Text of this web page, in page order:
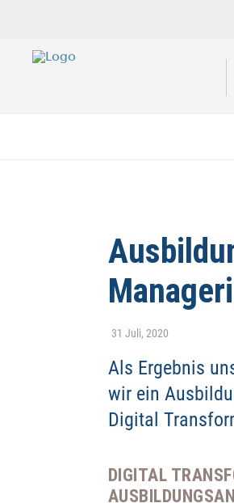
31 Juli, 2020
Als Ergebnis
wir ein
Digital
DIGITAL